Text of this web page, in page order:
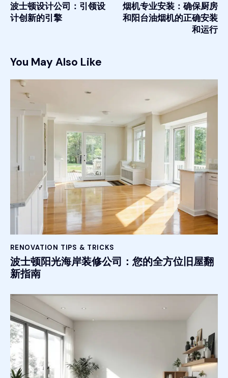
波士顿设计公司：引领设
计创新的引擎
烟机专业安装：确保厨房
和阳台油烟机的正确安装
和运行
You May Also Like
RENOVATION TIPS & TRICKS
波士顿阳光海岸装修公司：您的全方位旧屋翻
新指南